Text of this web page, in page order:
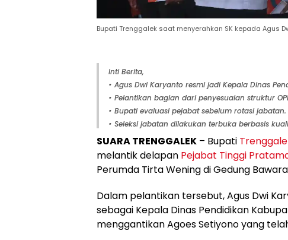
Bupati Trenggalek saat menyerahkan SK kepada Agus
Inti Berita,
• Agus Dwi Karyanto resmi jadi Kepala Dinas
• Pelantikan bagian dari penyesuaian struktur
• Bupati evaluasi pejabat sebelum rotasi jabatan.
• Seleksi jabatan dilakukan terbuka berbasis
SUARA TRENGGALEK – Bupati
melantik delapan Pejabat Tinggi
Perumda Tirta Wening di Gedung
Dalam pelantikan tersebut, Agus Dwi
sebagai Kepala Dinas Pendidikan
menggantikan Agoes Setiyono yang